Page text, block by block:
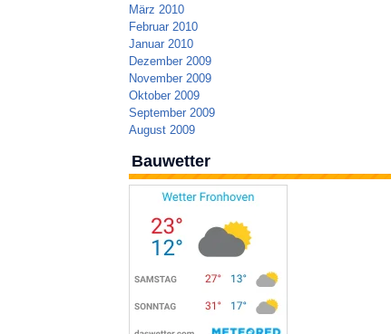
März 2010
Februar 2010
Januar 2010
Dezember 2009
November 2009
Oktober 2009
September 2009
August 2009
Bauwetter